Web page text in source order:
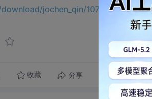
jochen_qin/10778803
收藏 分享 转发到动态